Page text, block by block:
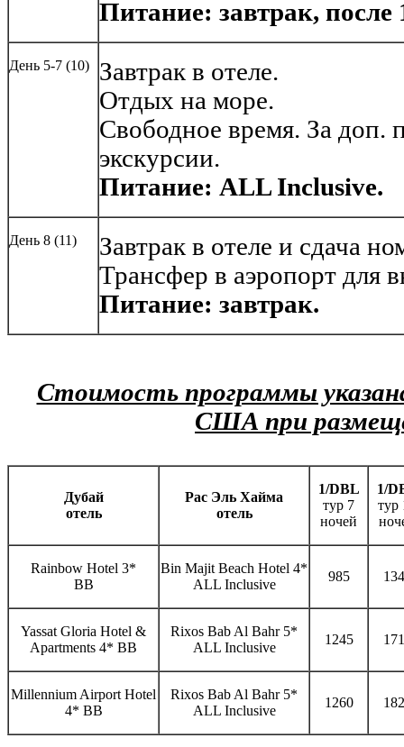
Питание: завтрак,
День 5-7 (10)
Завтрак в отеле.
Отдых на море.
Свободное время. За доп.
экскурсии.
Питание: ALL Inclusive.
День 8 (11)
Завтрак в отеле и сдача
Трансфер в аэропорт для
Питание: завтрак.
Стоимость программы
США при
Дубай
отель
Рас Эль Хайма
отель
1/DBL
тур 7
ночей
1/
тур
Rainbow Hotel 3*
ВВ
Bin Majit Beach Hotel 4*
ALL Inclusive
985
Yassat Gloria Hotel &
Apartments 4* BB
Rixos Bab Al Bahr 5*
ALL Inclusive
1245
Millennium Airport Hotel
4* BB
Rixos Bab Al Bahr 5*
ALL Inclusive
1260